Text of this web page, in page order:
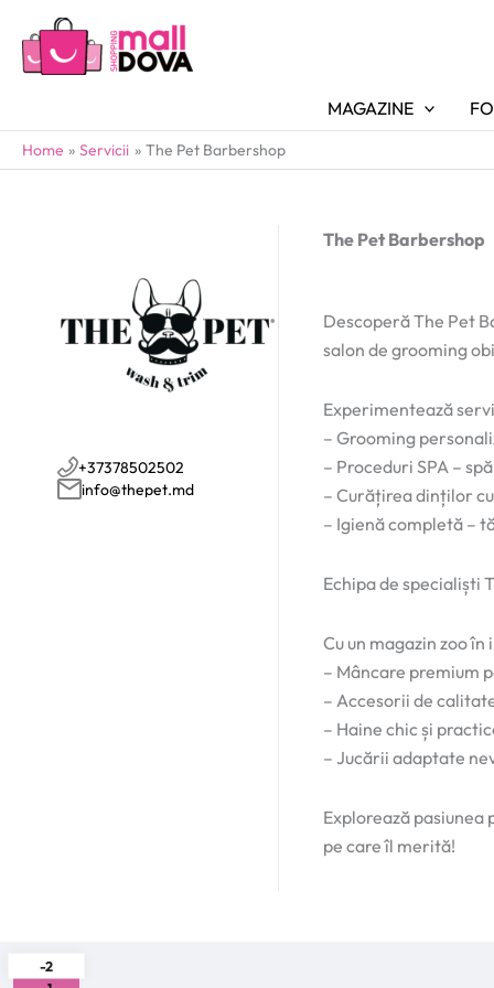
MAGAZINE
Home Servicii The Pet Barbershop
+37378502502
info@thepet.md
The Pet Barbershop
Descoperă The Pet
salon de grooming
Experimentează
– Grooming
– Proceduri SPA –
– Curățirea dinților
– Igienă completă –
Echipa de specialiști
Cu un magazin zoo
– Mâncare premium
– Accesorii de
– Haine chic și
– Jucării adaptate
Explorează
pe care îl merită!
-2